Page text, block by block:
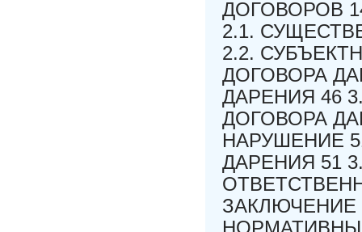
ДОГОВОРОВ
2.1.
2.2.
ДОГОВОРА
ДАРЕНИЯ 46
ДОГОВОРА
НАРУШЕНИЕ
ДАРЕНИЯ 51